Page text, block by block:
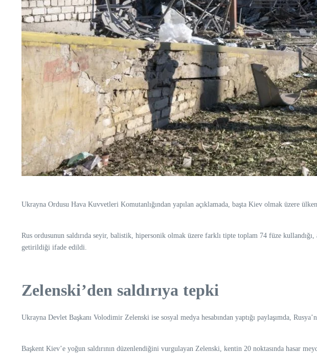
Ukrayna Ordusu Hava Kuvvetleri Komutanlığından yapılan açıklamada, başta Kiev olmak üzere
Rus ordusunun saldırıda seyir, balistik, hipersonik olmak üzere farklı tipte toplam 74 füze
getirildiği ifade edildi.
Zelenski’den saldırıya tepki
Ukrayna Devlet Başkanı Volodimir Zelenski ise sosyal medya hesabından yaptığı paylaşımda,
Başkent Kiev’e yoğun saldırının düzenlendiğini vurgulayan Zelenski, kentin 20 noktasında hasar